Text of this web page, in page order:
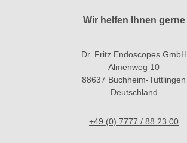
Wir helfen Ihnen gerne
Dr. Fritz Endoscopes GmbH
Almenweg 10
88637 Buchheim-Tuttlingen
Deutschland
+49 (0) 7777 / 88 23 00